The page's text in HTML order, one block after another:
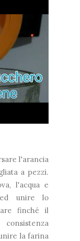
l'arancia
a pezzi.
l'acqua e
unire lo
finché il
la farina